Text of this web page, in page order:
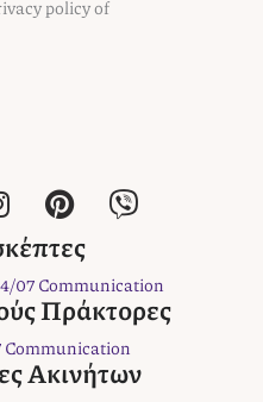
policy of
P
i
n
t
e
r
e
V
i
e
r
07 Communication
Πράκτορες
Communication
Ακινήτων